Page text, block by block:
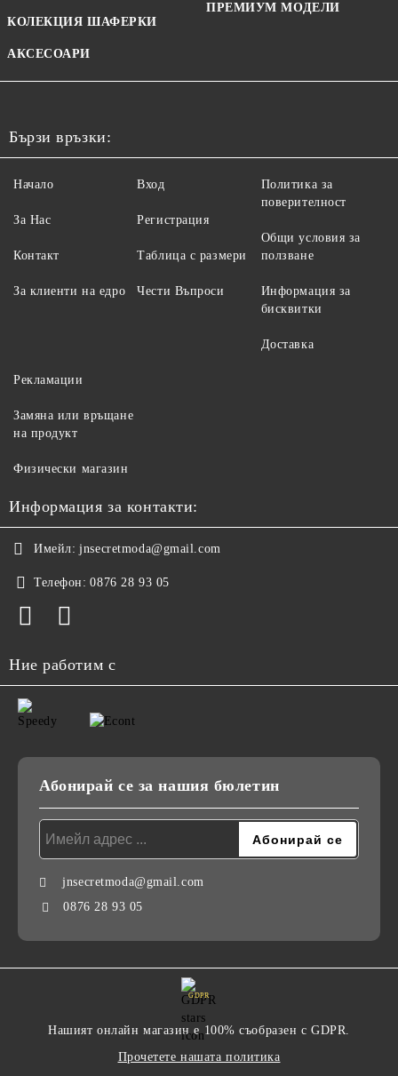
КОЛЕКЦИЯ ШАФЕРКИ
АКСЕСОАРИ
ПРЕМИУМ МОДЕЛИ
Бързи връзки:
Начало
За Нас
Контакт
За клиенти на едро
Вход
Регистрация
Таблица с размери
Чести Въпроси
Политика за
поверителност
Общи условия за
ползване
Информация за
бисквитки
Доставка
Рекламации
Замяна или връщане
на продукт
Физически магазин
Информация за контакти:
Имейл: jnsecretmoda@gmail.com
Телефон: 0876 28 93 05
Ние работим с
Абонирай се за нашия бюлетин
jnsecretmoda@gmail.com
0876 28 93 05
GDPR
Нашият онлайн магазин е 100% съобразен с GDPR.
Прочетете нашата политика